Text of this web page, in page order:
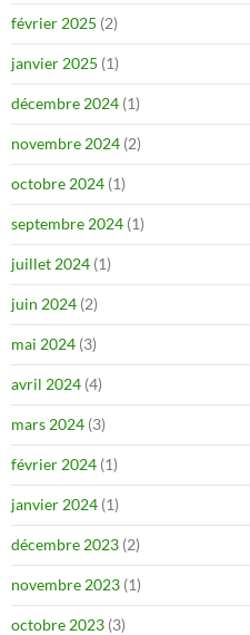
février 2025 (2)
janvier 2025 (1)
décembre 2024 (1)
novembre 2024 (2)
octobre 2024 (1)
septembre 2024 (1)
juillet 2024 (1)
juin 2024 (2)
mai 2024 (3)
avril 2024 (4)
mars 2024 (3)
février 2024 (1)
janvier 2024 (1)
décembre 2023 (2)
novembre 2023 (1)
octobre 2023 (3)